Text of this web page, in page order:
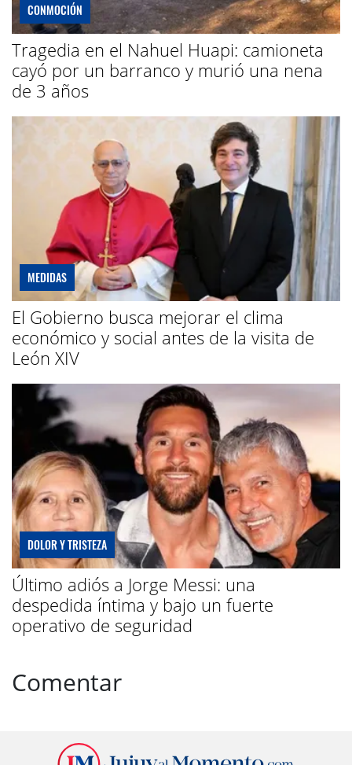
CONMOCIÓN
Tragedia en el Nahuel Huapi: camioneta
cayó por un barranco y murió una nena
de 3 años
MEDIDAS
El Gobierno busca mejorar el clima
económico y social antes de la visita de
León XIV
DOLOR Y TRISTEZA
Último adiós a Jorge Messi: una
despedida íntima y bajo un fuerte
operativo de seguridad
Comentar